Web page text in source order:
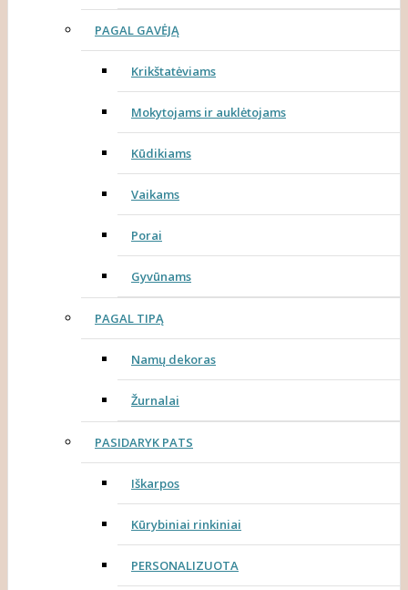
PAGAL GAVĖJĄ
Krikštatėviams
Mokytojams ir auklėtojams
Kūdikiams
Vaikams
Porai
Gyvūnams
PAGAL TIPĄ
Namų dekoras
Žurnalai
PASIDARYK PATS
Iškarpos
Kūrybiniai rinkiniai
PERSONALIZUOTA